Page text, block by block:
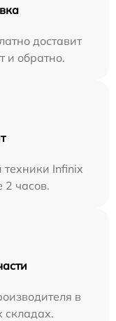
доставит
и обратно.
техники Infinix
2 часов.
в
складах.